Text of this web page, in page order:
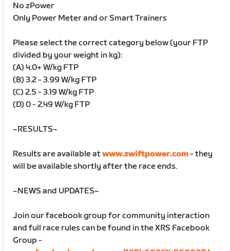
No zPower
Only Power Meter and or Smart Trainers
Please select the correct category below (your FTP
divided by your weight in kg):
(A) 4.0+ W/kg FTP
(B) 3.2 - 3.99 W/kg FTP
(C) 2.5 - 3.19 W/kg FTP
(D) 0 - 2.49 W/kg FTP
~RESULTS~
Results are available atwww.zwiftpower.com- they
will be available shortly after the race ends.
~NEWS and UPDATES~
Join our facebook group for community interaction
and full race rules can be found in the XRS Facebook
Group -